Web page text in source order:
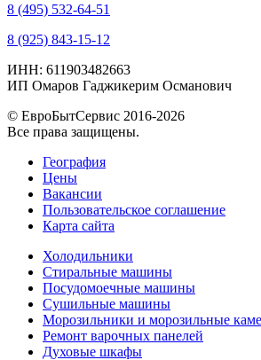
8 (495) 532-64-51
8 (925) 843-15-12
ИНН: 611903482663
ИП Омаров Гаджикерим Османович
© ЕвроБытСервис 2016-2026
Все права защищены.
География
Цены
Вакансии
Пользовательское соглашение
Карта сайта
Холодильники
Стиральные машины
Посудомоечные машины
Сушильные машины
Морозильники и морозильные
Ремонт варочных панелей
Духовые шкафы